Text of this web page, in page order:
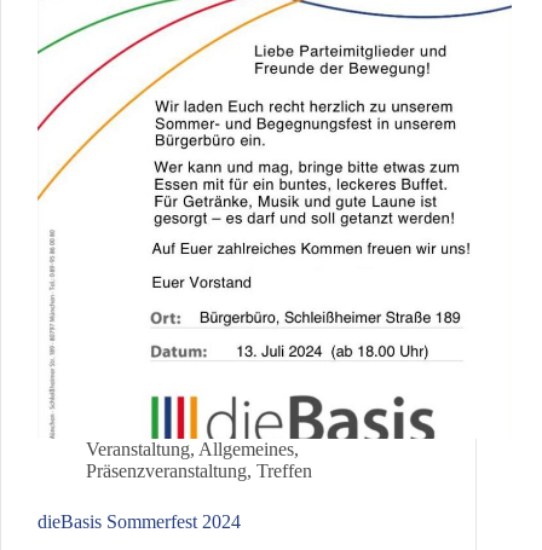
Veranstaltung, Allgemeines,
Präsenzveranstaltung, Treffen
dieBasis Sommerfest 2024